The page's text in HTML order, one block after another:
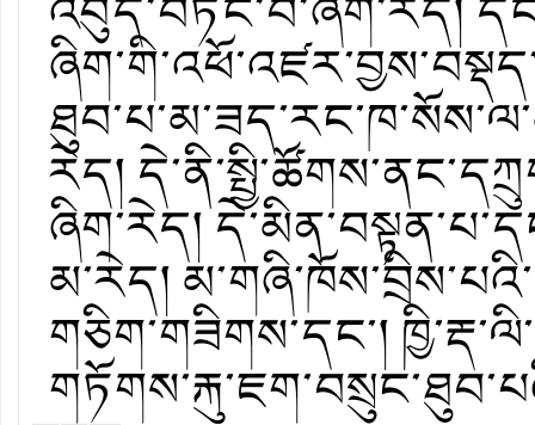
རེད།
ཞིག་རེད།
མ་རེད།
གཅིག་གཟིགས་དང་།